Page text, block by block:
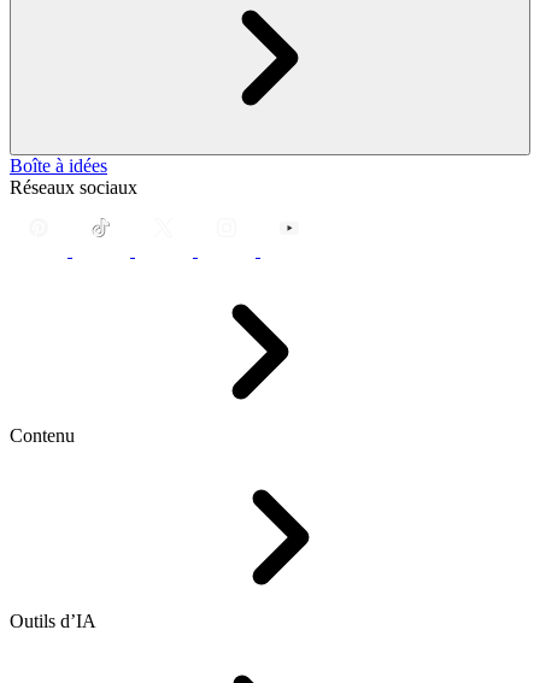
Boîte à idées
Réseaux sociaux
Contenu
Outils d’IA